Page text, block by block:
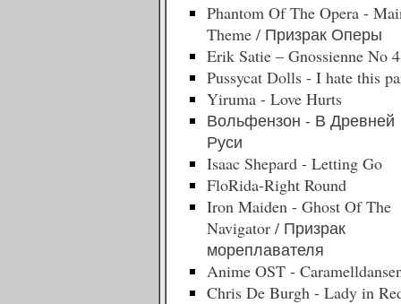
Phantom Of The Opera -
Theme / Призрак Оперы
Erik Satie – Gnossienne No 4
Pussycat Dolls - I hate this
Yiruma - Love Hurts
Вольфензон - В Древней
Руси
Isaac Shepard - Letting Go
FloRida-Right Round
Iron Maiden - Ghost Of The
Navigator / Призрак
мореплавателя
Anime OST -
Chris De Burgh - Lady in